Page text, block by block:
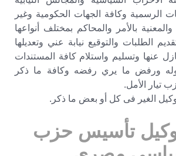
الرسمية وكافة الجهات الحكومية وغير
بالأمر والمحاكم بمختلف أنواعها
الطلبات والتوقيع نيابة عني وتعديلها
عنها وتسليم واستلام كافة المستندات
ورفض ما يري رفضه وكافة ما ذكر
الأمل.
الغير فى كل أو بعض ما ذكر.
تأسيس حزب